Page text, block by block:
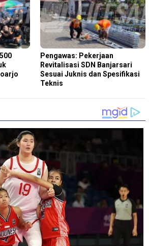
Pengawas: Pekerjaan
Revitalisasi SDN Banjarsari
Sesuai Juknis dan Spesifikasi
Teknis